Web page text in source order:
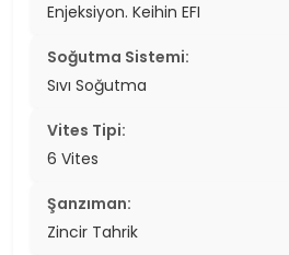
Enjeksiyon. Keihin EFI
Soğutma Sistemi:
Sıvı Soğutma
Vites Tipi:
6 Vites
Şanzıman:
Zincir Tahrik